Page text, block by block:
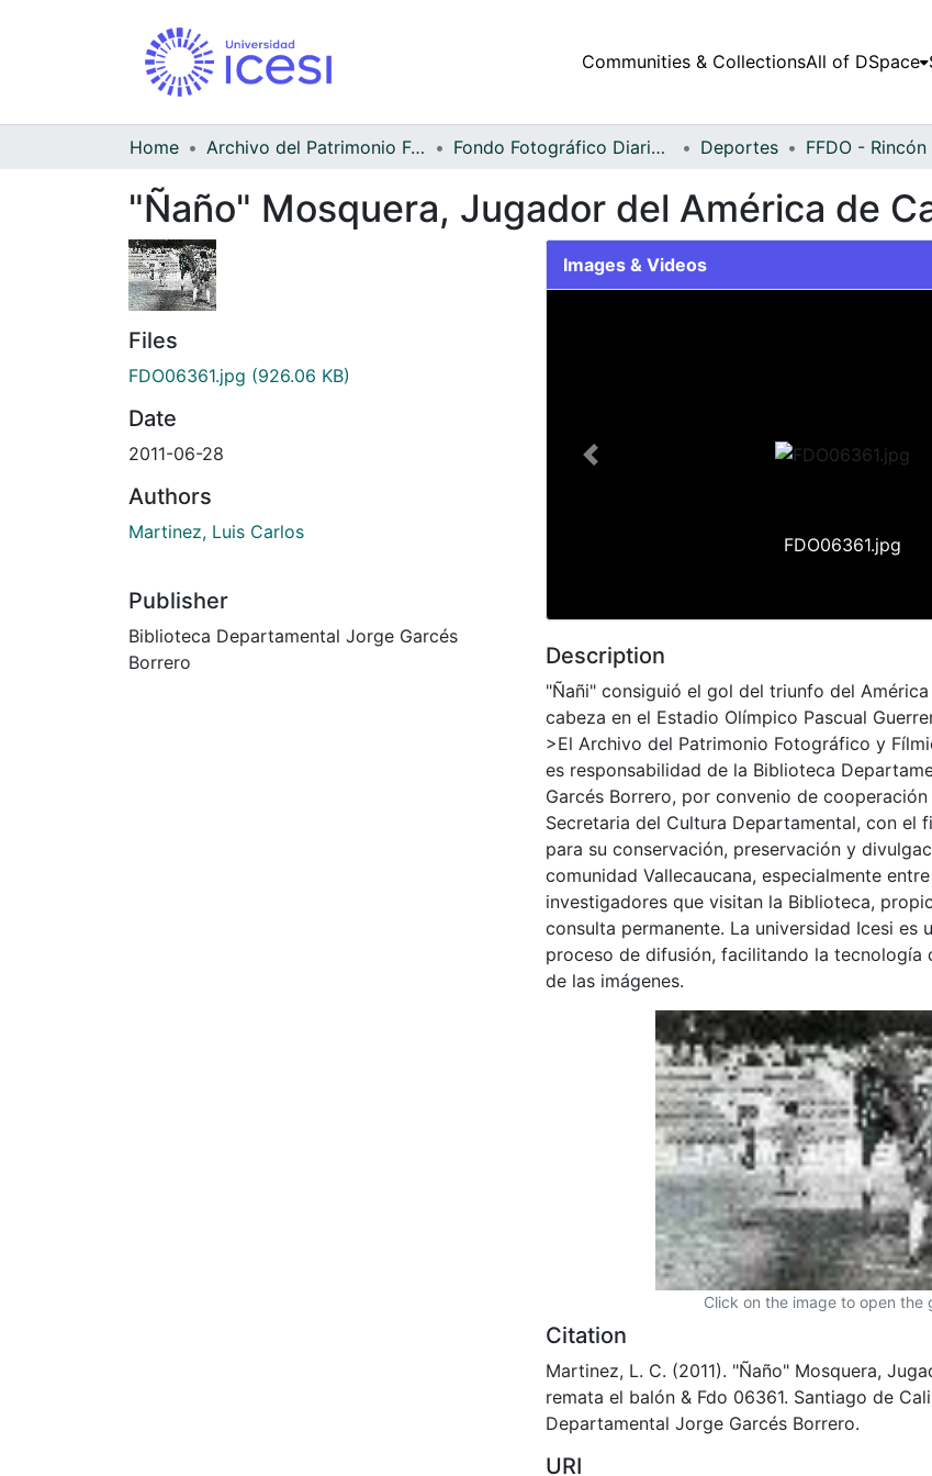
Communities & CollectionsAll of DSpace
Home Archivo del Patrimonio Fotográfico y Fílmico del Valle del Cauca Fondo Fotográfico Diario Occidente Deportes
"Ñaño" Mosquera, Jugador del América de
Files
FDO06361.jpg (926.06 KB)
Date
2011-06-28
Authors
Martinez, Luis Carlos
Publisher
Biblioteca Departamental Jorge Garcés
Borrero
Images & Videos
FDO06361.jpg
Previous
Description
"Ñañi" consiguió el gol del triunfo del
cabeza en el Estadio Olímpico Pascual
>El Archivo del Patrimonio Fotográfico y
es responsabilidad de la Biblioteca
Garcés Borrero, por convenio de
Secretaria del Cultura Departamental, con el
para su conservación, preservación y
comunidad Vallecaucana, especialmente
investigadores que visitan la Biblioteca,
consulta permanente. La universidad Icesi es
proceso de difusión, facilitando la tecnología
de las imágenes.
Click on the image to open the
Citation
Martinez, L. C. (2011). "Ñaño" Mosquera,
remata el balón & Fdo 06361. Santiago de
Departamental Jorge Garcés Borrero.
URI